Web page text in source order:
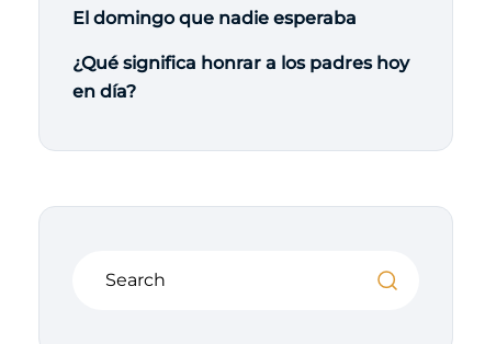
El domingo que nadie esperaba
¿Qué significa honrar a los padres hoy
en día?